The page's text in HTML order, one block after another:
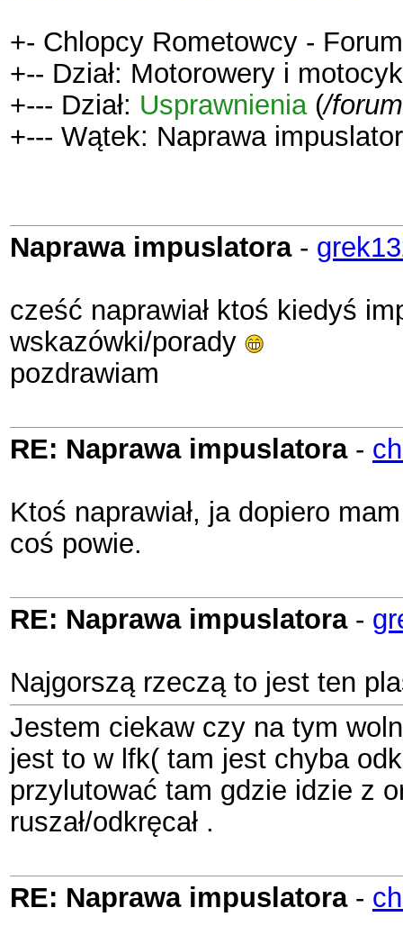
+- Chlopcy Rometowcy -
+-- Dział: Motorowery i
+--- Dział: Usprawnienia(/
+--- Wątek: Naprawa
Naprawa impuslatora-
cześć naprawiał ktoś kiedyś
wskazówki/porady
pozdrawiam
RE: Naprawa impuslatora-
Ktoś naprawiał, ja dopiero
coś powie.
RE: Naprawa impuslatora-
Najgorszą rzeczą to jest ten
Jestem ciekaw czy na tym
jest to w lfk( tam jest chyba
przylutować tam gdzie idzie z
ruszał/odkręcał .
RE: Naprawa impuslatora-